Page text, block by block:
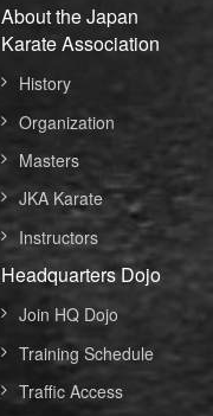
About the Japan
Karate Association
History
Organization
Masters
JKA Karate
Instructors
Headquarters Dojo
Join HQ Dojo
Training Schedule
Traffic Access